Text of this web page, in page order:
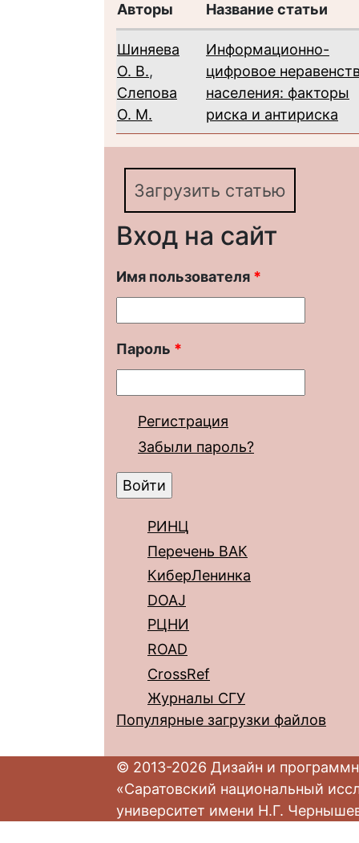
Авторы Название статьи
Шиняева
О. В.,
Слепова
О. М.
Информационно-
цифровое
населения: факторы
риска и антириска
Загрузить статью
Вход на сайт
Имя пользователя *
Пароль *
Регистрация
Забыли пароль?
РИНЦ
Перечень ВАК
КиберЛенинка
DOAJ
РЦНИ
ROAD
CrossRef
Журналы СГУ
Популярные загрузки файлов
© 2013-2026 Дизайн и
«Саратовский национальный
университет имени Н.Г.